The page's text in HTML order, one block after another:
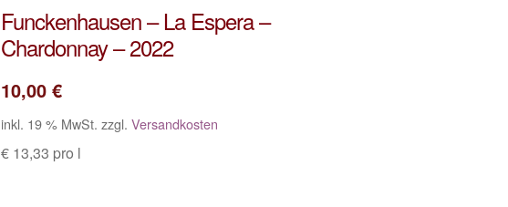
Funckenhausen – La Espera –
Chardonnay – 2022
10,00 €
inkl. 19 % MwSt. zzgl. Versandkosten
€ 13,33 pro l